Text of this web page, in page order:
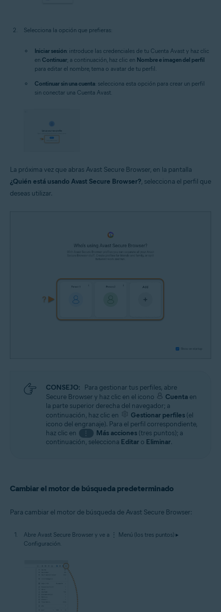
Selecciona la opción que prefieras:
Iniciar sesión: introduce las credenciales de tu Cuenta Avast y haz clic
en Continuar; a continuación, haz clic en Nombre e imagen del perfil
para editar el nombre, tema o avatar de tu perfil.
Continuar sin una cuenta: selecciona esta opción para crear un perfil
sin conectar una Cuenta Avast.
La próxima vez que abras Avast Secure Browser, en la pantalla
¿Quién está usando Avast Secure Browser?, selecciona el perfil que
deseas utilizar.
CONSEJO: Para gestionar tus perfiles, abre
Secure Browser y haz clic en el icono
Cuenta en
la parte superior derecha del navegador; a
continuación, haz clic en
Gestionar perfiles (el
icono del engranaje). Para el perfil correspondiente,
haz clic en
⋮ Más acciones(tres puntos); a
continuación, selecciona Editar o Eliminar.
Cambiar el motor de búsqueda predeterminado
Para cambiar el motor de búsqueda de Avast Secure Browser:
Abre Avast Secure Browser y ve a ⋮ Menú (los tres puntos) ▸
Configuración.